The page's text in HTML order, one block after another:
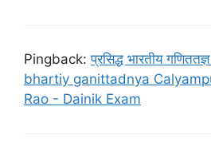
Pingback:प्रसिद्ध भारतीय
bhartiy ganittadnya
Rao - Dainik Exam